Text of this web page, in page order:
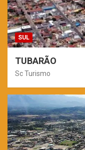
SUL
TUBARÃO
Sc Turismo